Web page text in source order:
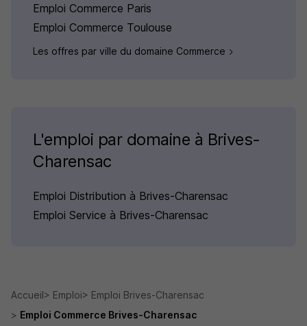
Emploi Commerce Paris
Emploi Commerce Toulouse
Les offres par ville du domaine Commerce
L'emploi par domaine à Brives-
Charensac
Emploi Distribution à Brives-Charensac
Emploi Service à Brives-Charensac
Accueil Emploi
Emploi Brives-Charensac
Emploi Commerce Brives-Charensac